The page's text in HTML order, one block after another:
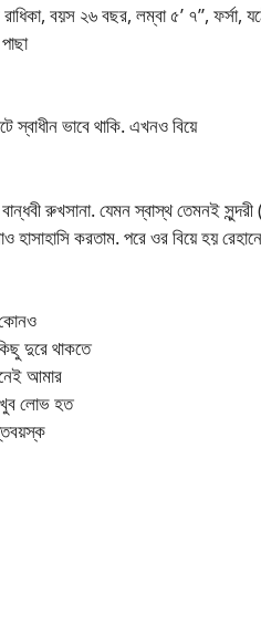
২৬ বছর, লম্বা ৫’ ৭”, ফর্সা, যঠেষ্ট
স্বাধীন ভাবে থাকি. এখনও বিয়ে
রুখসানা. যেমন স্বাস্থ তেমনই
হাসাহাসি করতাম. পরে ওর বিয়ে হয়
কোনও
দুরে থাকতে
আমার
খুব লোভ হত